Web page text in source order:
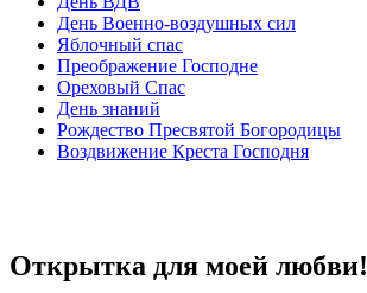
День Военно-воздушных сил
Яблочный спас
Преображение Господне
Ореховый Спас
День знаний
Рождество Пресвятой Богородицы
Воздвижение Креста Господня
Открытка для моей любви!